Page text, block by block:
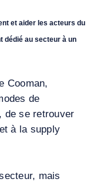
et aider les acteurs du
dédié au secteur à un
Cooman,
de
de se retrouver
à la supply
mais